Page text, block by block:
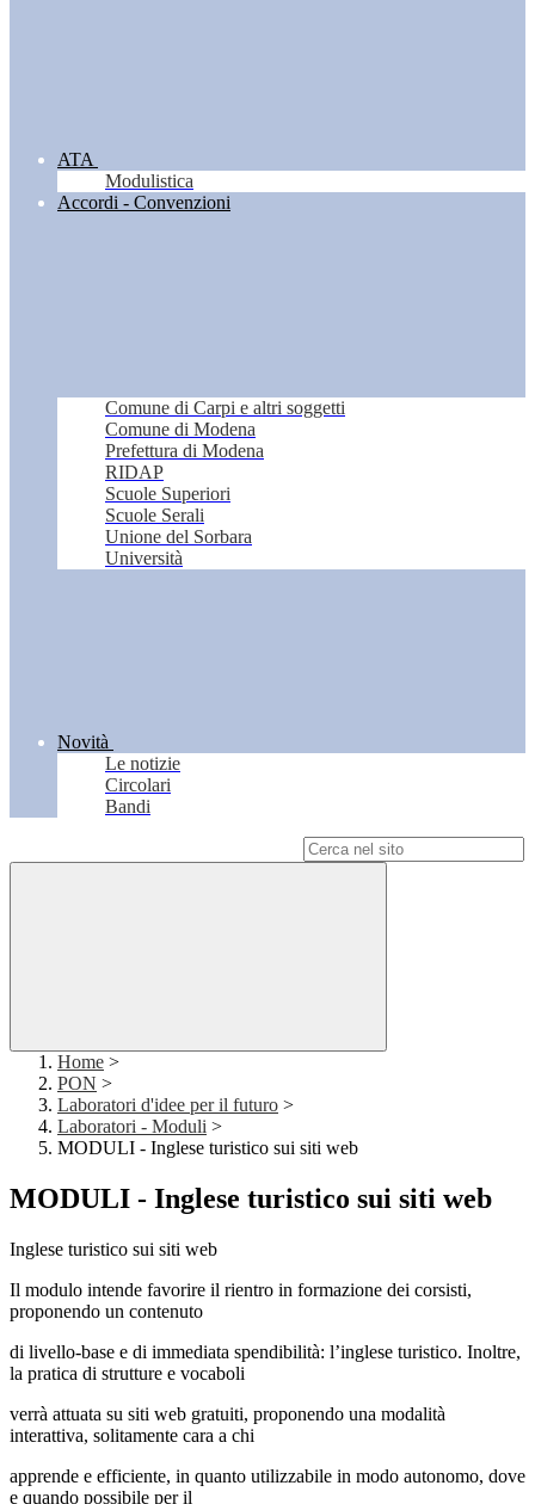
ATA
Modulistica
Accordi - Convenzioni
Comune di Carpi e altri soggetti
Comune di Modena
Prefettura di Modena
RIDAP
Scuole Superiori
Scuole Serali
Unione del Sorbara
Università
Novità
Le notizie
Circolari
Bandi
Home >
PON >
Laboratori d'idee per il futuro >
Laboratori - Moduli >
MODULI - Inglese turistico sui siti web
MODULI - Inglese turistico sui siti web
Inglese turistico sui siti web
Il modulo intende favorire il rientro in formazione dei corsisti,
proponendo un contenuto
di livello-base e di immediata spendibilità: l’inglese turistico. Inoltre,
la pratica di strutture e vocaboli
verrà attuata su siti web gratuiti, proponendo una modalità
interattiva, solitamente cara a chi
apprende e efficiente, in quanto utilizzabile in modo autonomo, dove
e quando possibile per il